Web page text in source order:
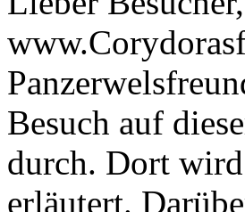
Besuch auf
durch. Dort
erläutert.